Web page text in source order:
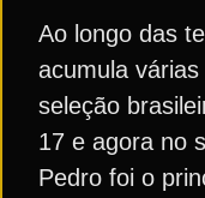
Ao longo das
acumula
seleção
17 e agora no
Pedro foi o